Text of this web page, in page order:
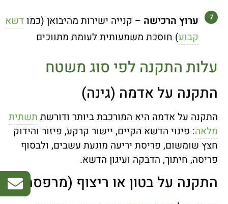
ערוץ הרכישה – קנייה ישירות מהיבואן (כמו דשא
קבוע) חוסכת משמעותית לעומת מתווכים
עלות התקנה לפי סוג משטח
התקנה על אדמה (גינה)
התקנה על אדמה היא המורכבת ביותר ודורשת תשתית
מלאה: פינוי הדשא הקיים, יישור קרקע, פיזור והידוק
חצץ שומשום, פריסת יריעה מונעת עשבים, ולבסוף
פריסה, חיתוך, הדבקה ועיגון הדשא.
התקנה על בטון או ריצוף (מרפסת/גג)